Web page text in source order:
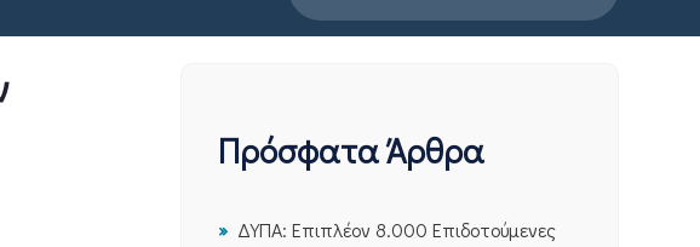
Πρόσφατα Άρθρα
ΔΥΠΑ: Επιπλέον 8.000 Επιδοτούμενες